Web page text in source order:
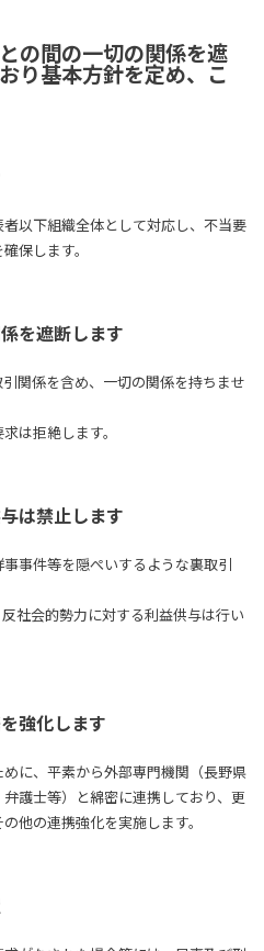
の間の一切の関係を遮
り基本方針を定め、こ
以下組織全体として対応し、不当要
保します。
を遮断します
関係を含め、一切の関係を持ちませ
は拒絶します。
は禁止します
事件等を隠ぺいするような裏取引
社会的勢力に対する利益供与は行い
強化します
に、平素から外部専門機関（長野県
護士等）と綿密に連携しており、更
他の連携強化を実施します。